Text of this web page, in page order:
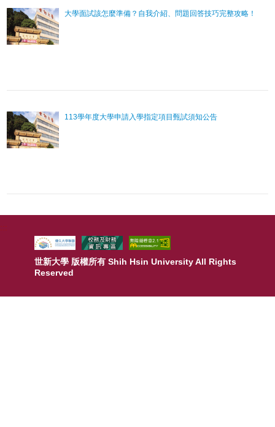
大學面試該怎麼準備？自我介紹、問題回答技巧完整攻略！
113學年度大學申請入學指定項目甄試須知公告
:::
世新大學 版權所有 Shih Hsin University All Rights
Reserved